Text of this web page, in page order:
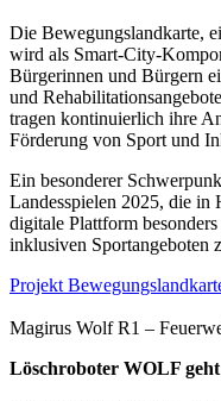
Die Bewegungslandkarte,
wird als Smart-City-
Bürgerinnen und Bürgern
und
tragen kontinuierlich ihre
Förderung von Sport und
Ein besonderer
Landesspielen 2025, die in
digitale Plattform
inklusiven Sportangeboten
Projekt
Magirus Wolf R1 –
Löschroboter WOLF